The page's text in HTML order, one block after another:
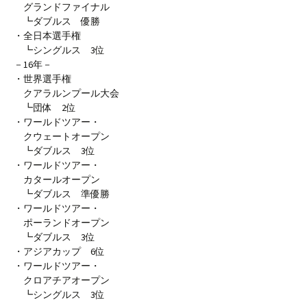
グランドファイナル
┗ダブルス 優勝
・全日本選手権
┗シングルス 3位
－16年－
・世界選手権
クアラルンプール大会
┗団体 2位
・ワールドツアー・
クウェートオープン
┗ダブルス 3位
・ワールドツアー・
カタールオープン
┗ダブルス 準優勝
・ワールドツアー・
ポーランドオープン
┗ダブルス 3位
・アジアカップ 6位
・ワールドツアー・
クロアチアオープン
┗シングルス 3位